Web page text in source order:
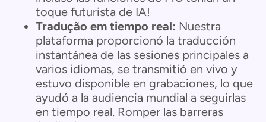
toque futurista de IA!
Tradução em tiempo real: Nuestra
plataforma proporcionó la traducción
instantánea de las sesiones principales a
varios idiomas, se transmitió en vivo y
estuvo disponible en grabaciones, lo que
ayudó a la audiencia mundial a seguirlas
en tiempo real. Romper las barreras